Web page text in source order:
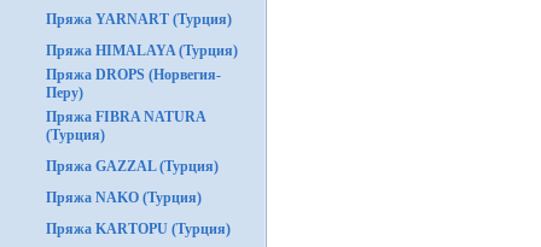
Пряжа YARNART (Турция)
Пряжа HIMALAYA (Турция)
Пряжа DROPS (Норвегия-
Перу)
Пряжа FIBRA NATURA
(Турция)
Пряжа GAZZAL (Турция)
Пряжа NAKO (Турция)
Пряжа KARTOPU (Турция)